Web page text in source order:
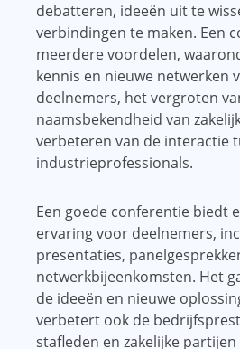
debatteren, ideeën uit te
verbindingen te maken. Een
meerdere voordelen,
kennis en nieuwe netwerken
deelnemers, het vergroten
naamsbekendheid van
verbeteren van de interactie
industrieprofessionals.
Een goede conferentie biedt
ervaring voor deelnemers,
presentaties,
netwerkbijeenkomsten. Het
de ideeën en nieuwe
verbetert ook de
stafleden en zakelijke